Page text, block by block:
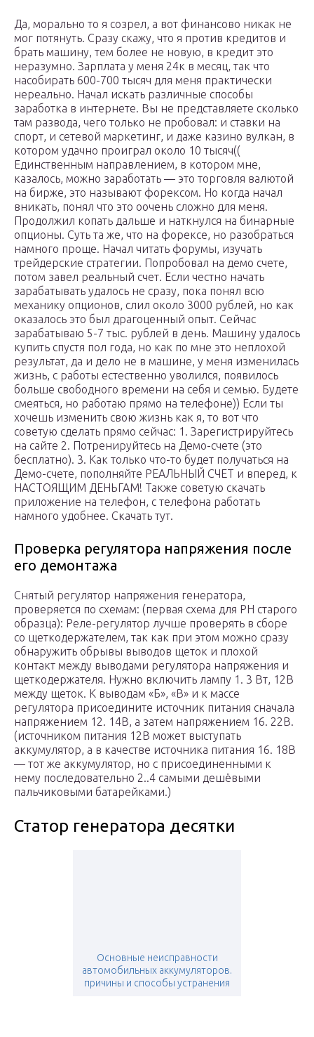
Да, морально то я созрел, а вот финансово никак не
мог потянуть. Сразу скажу, что я против кредитов и
брать машину, тем более не новую, в кредит это
неразумно. Зарплата у меня 24к в месяц, так что
насобирать 600-700 тысяч для меня практически
нереально. Начал искать различные способы
заработка в интернете. Вы не представляете сколько
там развода, чего только не пробовал: и ставки на
спорт, и сетевой маркетинг, и даже казино вулкан, в
котором удачно проиграл около 10 тысяч((
Единственным направлением, в котором мне,
казалось, можно заработать — это торговля валютой
на бирже, это называют форексом. Но когда начал
вникать, понял что это оочень сложно для меня.
Продолжил копать дальше и наткнулся на бинарные
опционы. Суть та же, что на форексе, но разобраться
намного проще. Начал читать форумы, изучать
трейдерские стратегии. Попробовал на демо счете,
потом завел реальный счет. Если честно начать
зарабатывать удалось не сразу, пока понял всю
механику опционов, слил около 3000 рублей, но как
оказалось это был драгоценный опыт. Сейчас
зарабатываю 5-7 тыс. рублей в день. Машину удалось
купить спустя пол года, но как по мне это неплохой
результат, да и дело не в машине, у меня изменилась
жизнь, с работы естественно уволился, появилось
больше свободного времени на себя и семью. Будете
смеяться, но работаю прямо на телефоне)) Если ты
хочешь изменить свою жизнь как я, то вот что
советую сделать прямо сейчас: 1. Зарегистрируйтесь
на сайте 2. Потренируйтесь на Демо-счете (это
бесплатно). 3. Как только что-то будет получаться на
Демо-счете, пополняйте РЕАЛЬНЫЙ СЧЕТ и вперед, к
НАСТОЯЩИМ ДЕНЬГАМ! Также советую скачать
приложение на телефон, с телефона работать
намного удобнее. Скачать тут.
Проверка регулятора напряжения после
его демонтажа
Снятый регулятор напряжения генератора,
проверяется по схемам: (первая схема для РН старого
образца): Реле-регулятор лучше проверять в сборе
со щеткодержателем, так как при этом можно сразу
обнаружить обрывы выводов щеток и плохой
контакт между выводами регулятора напряжения и
щеткодержателя. Нужно включить лампу 1. 3 Вт, 12В
между щеток. К выводам «Б», «В» и к массе
регулятора присоедините источник питания сначала
напряжением 12. 14В, а затем напряжением 16. 22В.
(источником питания 12В может выступать
аккумулятор, а в качестве источника питания 16. 18В
— тот же аккумулятор, но с присоединенными к
нему последовательно 2..4 самыми дешёвыми
пальчиковыми батарейками.)
Статор генератора десятки
Основные неисправности
автомобильных аккумуляторов.
причины и способы устранения